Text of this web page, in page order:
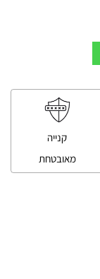
קנייה
מאובטחת